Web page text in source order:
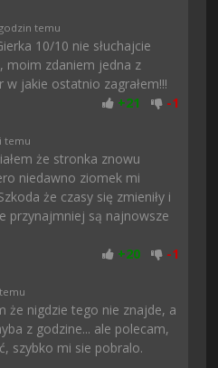
temu
10/10 nie słuchajcie
moim zdaniem jedna z
w jakie ostatnio zagrałem!!!
+21 -1
temu
że stronka znowu
niedawno ziomek mi
że czasy się zmieniły i
przynajmniej są najnowsze
+20 -1
że nigdzie tego nie znajde, a
z godzine... ale polecam,
szybko mi sie pobralo.